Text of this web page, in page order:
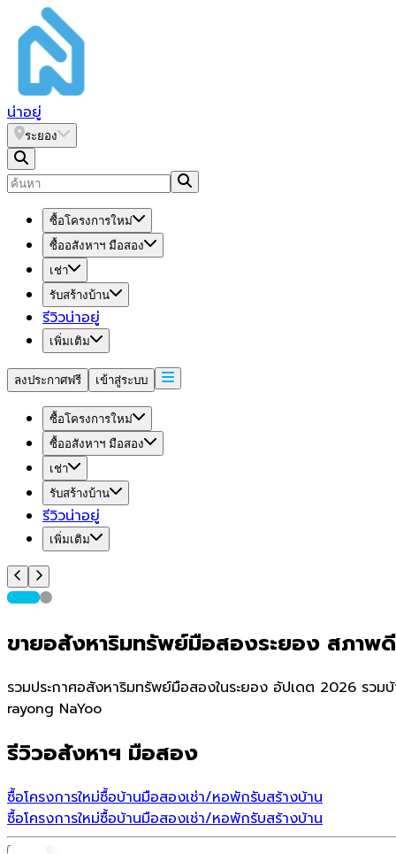
น่าอยู่
ระยอง
ซื้อโครงการใหม่
ซื้ออสังหาฯ มือสอง
เช่า
รับสร้างบ้าน
รีวิวน่าอยู่
เพิ่มเติม
ลงประกาศฟรี เข้าสู่ระบบ
ซื้อโครงการใหม่
ซื้ออสังหาฯ มือสอง
เช่า
รับสร้างบ้าน
รีวิวน่าอยู่
เพิ่มเติม
ขายอสังหาริมทรัพย์มือสองระยอง สภาพ
รวมประกาศอสังหาริมทรัพย์มือสองในระยอง อัปเดต 2026 รวม
rayong NaYoo
รีวิวอสังหาฯ มือสอง
ซื้อโครงการใหม่ซื้อบ้านมือสองเช่า/หอพักรับสร้างบ้าน
ซื้อโครงการใหม่ซื้อบ้านมือสองเช่า/หอพักรับสร้างบ้าน